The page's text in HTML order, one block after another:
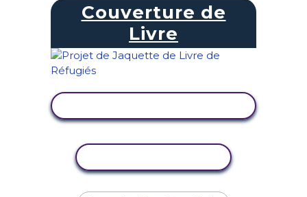
Couverture de
Livre